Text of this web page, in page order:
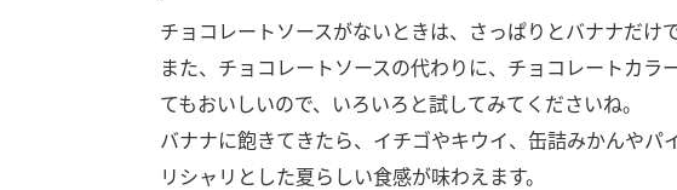
チョコレートソースがないときは、さっぱりとバナナだけ
また、チョコレートソースの代わりに、チョコレートカラ
てもおいしいので、いろいろと試してみてくださいね。
バナナに飽きてきたら、イチゴやキウイ、缶詰みかんやパ
リシャリとした夏らしい食感が味わえます。